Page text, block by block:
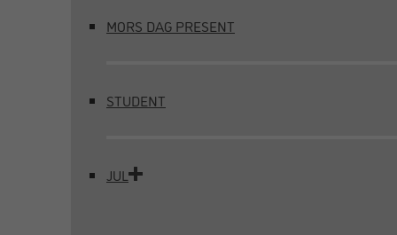
MORS DAG PRESENT
STUDENT
JUL